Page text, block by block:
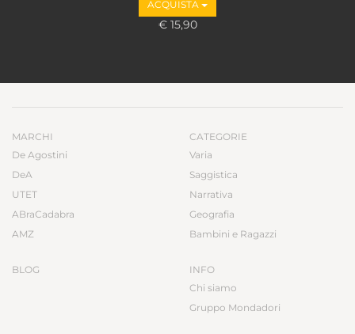
ACQUISTA
€ 15,90
MARCHI
De Agostini
DeA
UTET
ABraCadabra
AMZ
BLOG
CATEGORIE
Varia
Saggistica
Narrativa
Geografia
Bambini e Ragazzi
INFO
Chi siamo
Gruppo Mondadori